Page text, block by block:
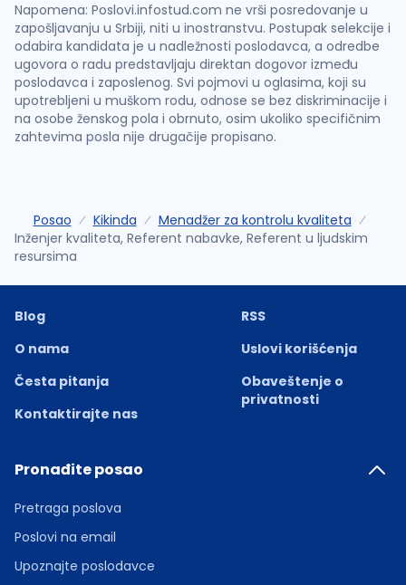
Napomena: Poslovi.infostud.com ne vrši posredovanje u
zapošljavanju u Srbiji, niti u inostranstvu. Postupak selekcije i
odabira kandidata je u nadležnosti poslodavca, a odredbe
ugovora o radu predstavljaju direktan dogovor između
poslodavca i zaposlenog. Svi pojmovi u oglasima, koji su
upotrebljeni u muškom rodu, odnose se bez diskriminacije i
na osobe ženskog pola i obrnuto, osim ukoliko specifičnim
zahtevima posla nije drugačije propisano.
Posao Kikinda
Menadžer za kontrolu kvaliteta
Inženjer kvaliteta, Referent nabavke, Referent u ljudskim
resursima
Blog
O nama
Česta pitanja
Kontaktirajte nas
RSS
Uslovi korišćenja
Obaveštenje o
privatnosti
Pronađite posao
Pretraga poslova
Poslovi na email
Upoznajte poslodavce